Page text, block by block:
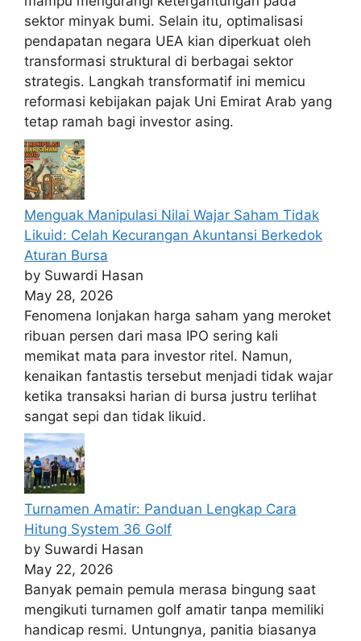
sektor minyak bumi. Selain itu, optimalisasi
pendapatan negara UEA kian diperkuat oleh
transformasi struktural di berbagai sektor
strategis. Langkah transformatif ini memicu
reformasi kebijakan pajak Uni Emirat Arab yang
tetap ramah bagi investor asing.
Menguak Manipulasi Nilai Wajar Saham Tidak
Likuid: Celah Kecurangan Akuntansi Berkedok
Aturan Bursa
by Suwardi Hasan
May 28, 2026
Fenomena lonjakan harga saham yang meroket
ribuan persen dari masa IPO sering kali
memikat mata para investor ritel. Namun,
kenaikan fantastis tersebut menjadi tidak wajar
ketika transaksi harian di bursa justru terlihat
sangat sepi dan tidak likuid.
Turnamen Amatir: Panduan Lengkap Cara
Hitung System 36 Golf
by Suwardi Hasan
May 22, 2026
Banyak pemain pemula merasa bingung saat
mengikuti turnamen golf amatir tanpa memiliki
handicap resmi. Untungnya, panitia biasanya